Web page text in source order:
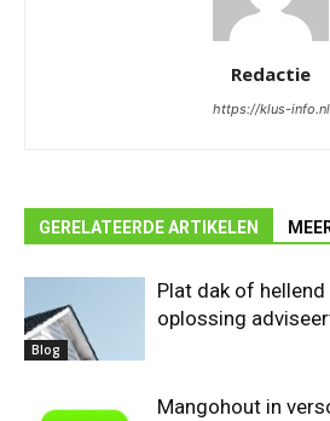
Redactie
https://klus-info.nl
GERELATEERDE ARTIKELEN
Blog
Plat dak of hellend
oplossing
Mangohout in